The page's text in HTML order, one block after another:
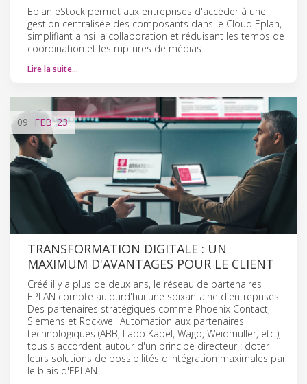
Eplan eStock permet aux entreprises d'accéder à une
gestion centralisée des composants dans le Cloud Eplan,
simplifiant ainsi la collaboration et réduisant les temps de
coordination et les ruptures de médias.
Lire la suite…
09 FEB'23
TRANSFORMATION DIGITALE : UN
MAXIMUM D'AVANTAGES POUR LE CLIENT
Créé il y a plus de deux ans, le réseau de partenaires
EPLAN compte aujourd'hui une soixantaine d'entreprises.
Des partenaires stratégiques comme Phoenix Contact,
Siemens et Rockwell Automation aux partenaires
technologiques (ABB, Lapp Kabel, Wago, Weidmüller, etc.),
tous s'accordent autour d'un principe directeur : doter
leurs solutions de possibilités d'intégration maximales par
le biais d'EPLAN.